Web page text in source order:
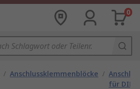
0
/ Anschlussklemmenblöcke /
für DIN-